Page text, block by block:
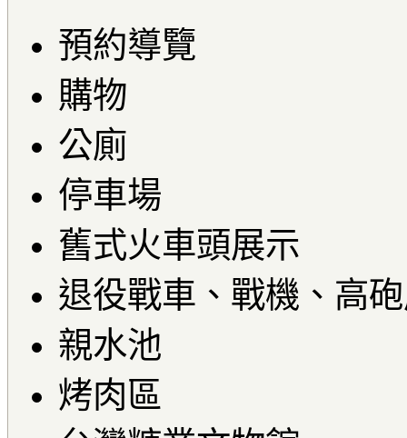
預約導覽
購物
公廁
停車場
舊式火車頭展示
退役戰車、戰機、高
親水池
烤肉區